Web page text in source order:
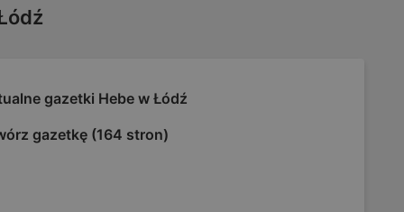
gazetki Hebe w Łódź
gazetkę (164 stron)